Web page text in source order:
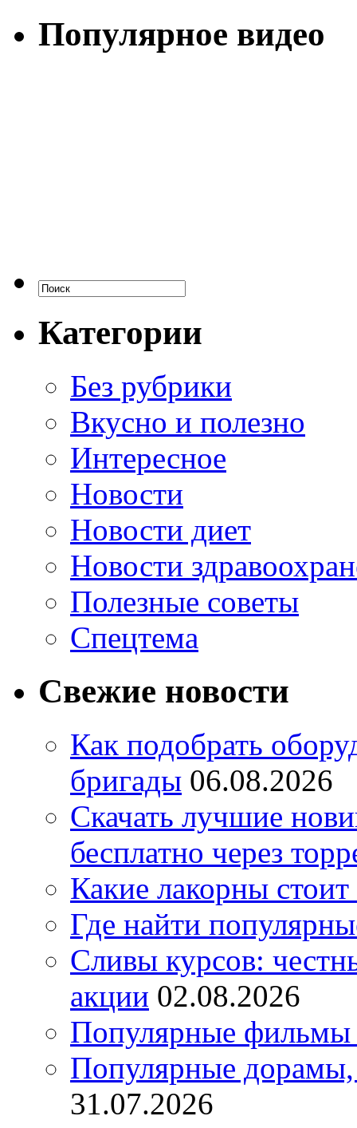
Популярное видео
Категории
Без рубрики
Вкусно и полезно
Интересное
Новости
Новости диет
Новости
Полезные советы
Спецтема
Свежие новости
Как подобрать
бригады 06.08.2026
Скачать лучшие
бесплатно через
Какие лакорны стоит
Где найти
Сливы курсов:
акции 02.08.2026
Популярные фильмы
Популярные дорамы,
31.07.2026